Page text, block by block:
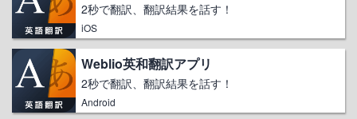
2秒で翻訳、翻訳結果を話す！
iOS
Weblio英和翻訳アプリ
2秒で翻訳、翻訳結果を話す！
Android